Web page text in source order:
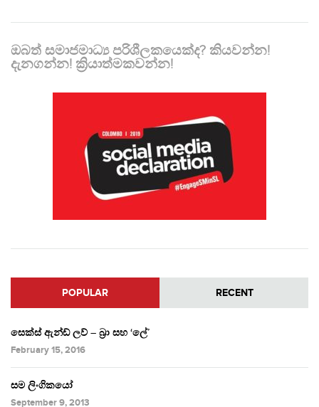
ඔබත් සමාජමාධ්‍ය පරිශීලකයෙක්ද? කියවන්න!
දැනගන්න! ක්‍රියාත්මකවන්න!
POPULAR RECENT
සෙක්ස් ඇන්ඩ් ලව් – බ්‍රා සහ ‘ලේ’
February 15, 2016
සම ලිංගිකයෝ
September 9, 2013